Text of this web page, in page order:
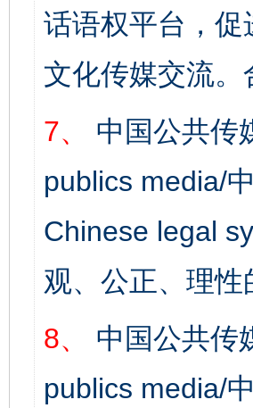
话语权平台，
文化传媒交流
7、
中国公共传
publics media/
Chinese legal
观、公正、理
8、
中国公共传
publics media/